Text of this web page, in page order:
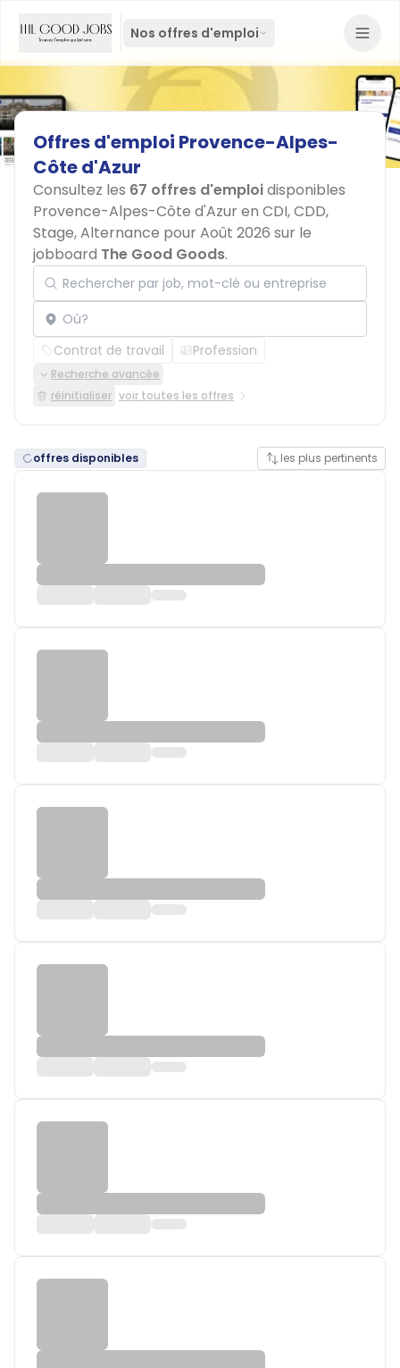
Nos offres d'emploi
Offresd'emploi Provence-Alpes-
Côted'Azur
Consultez les 67 offres d'emploidisponibles
Provence-Alpes-Côte d'Azur en CDI, CDD,
Stage, Alternance pour Août 2026 sur le
jobboard The Good Goods.
Rechercher par job, mot-clé ou entreprise
Localisation
Contrat de travail Profession
Recherche avancée
réinitialiser voir toutes les offres
offres disponibles les plus pertinents